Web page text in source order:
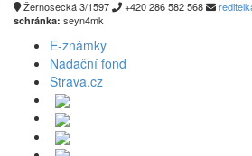
Žernosecká 3/1597 +420 286 582 568
schránka: seyn4mk
E-známky
Nadační fond
Strava.cz